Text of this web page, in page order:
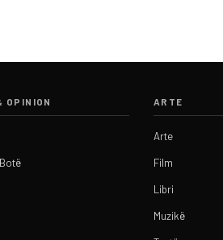
OPINION ARTE
Arte
Film
Libri
Muzikë